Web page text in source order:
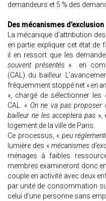
demandeurs et 5 % des
Des mécanismes d’exclusion
La mécanique d’attribution
en partie expliquer cet état
il en ressort que les
souvent présentés» en
(CAL) du bailleur.
fréquemment stoppé net «en
», chargé de sélectionner
CAL. « On ne va pas proposer
bailleur ne les acceptera pas »,
logement de la ville de Paris.
Ce processus, « peu
lumière des « mécanismes
ménages à faibles
membres examineront donc
couple en activité avec deux
par unité de consommation
celui d’une personne sans